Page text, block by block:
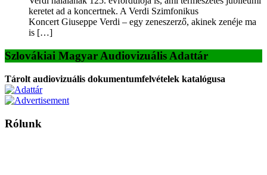
keretet ad a koncertnek. A Verdi Szimfonikus
Koncert Giuseppe Verdi – egy zeneszerző, akinek zenéje ma
is […]
Szlovákiai Magyar Audiovizuális Adattár
Tárolt audiovizuális dokumentumfelvételek katalógusa
Rólunk